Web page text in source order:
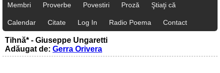
Membri Proverbe Povestiri Proză Ştiaţi că
Calendar Citate Log In Radio Poema Contact
Tihnă* - Giuseppe Ungaretti
Adăugat de: Gerra Orivera